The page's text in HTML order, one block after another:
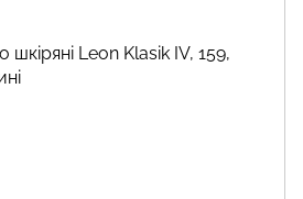
шкіряні Leon Klasik IV, 159,